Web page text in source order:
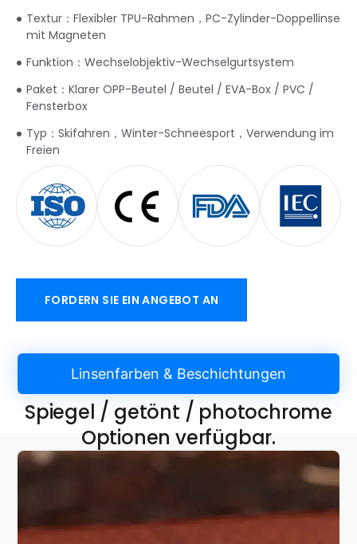
Textur：Flexibler TPU-Rahmen，PC-Zylinder-Doppellinse
mit Magneten
Funktion：Wechselobjektiv-Wechselgurtsystem
Paket：Klarer OPP-Beutel / Beutel / EVA-Box / PVC /
Fensterbox
Typ：Skifahren，Winter-Schneesport，Verwendung im
Freien
FORDERN SIE EIN ANGEBOT AN
Linsenfarben & Beschichtungen
Spiegel / getönt / photochrome
Optionen verfügbar.